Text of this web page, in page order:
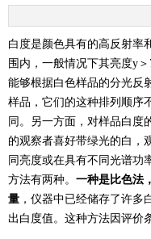
白度是颜色具有的高反射率
围内，一般情况下其亮度y
能够根据白色样品的分光反
样品，它们的这种排列顺序
同。另一方面，对样品白度
的观察者喜好带绿光的白，
同亮度或在具有不同光谱功
方法有两种。 一种是比色法
量 ，仪器中已经储存了许
出白度值。这种方法因评价